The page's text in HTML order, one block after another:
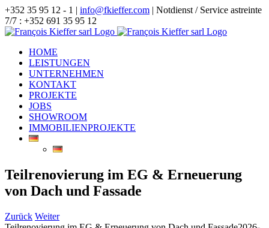
Zum
Inhalt
springen
+352 35 95 12 - 1 | info@fkieffer.com | Notdienst / Service astreinte
7/7 : +352 691 35 95 12
HOME
LEISTUNGEN
UNTERNEHMEN
KONTAKT
PROJEKTE
JOBS
SHOWROOM
IMMOBILIENPROJEKTE
Teilrenovierung im EG & Erneuerung
von Dach und Fassade
Zurück Weiter